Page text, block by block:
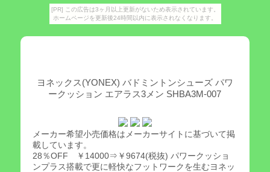
[PR] この広告は3ヶ月以上更新がないため表示されています。
ホームページを更新後24時間以内に表示されなくなります。
ヨネックス(YONEX) バドミントンシューズ パワ
ークッション エアラス3メン SHBA3M-007
メーカー希望小売価格はメーカーサイトに基づいて掲
載しています。
28％OFF ￥14000⇒￥9674(税抜) パワークッショ
ンプラス搭載で更に軽快なフットワークを生むヨネッ